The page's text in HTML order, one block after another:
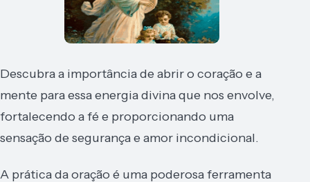
Descubra a importância de abrir o coração e a
mente para essa energia divina que nos envolve,
fortalecendo a fé e proporcionando uma
sensação de segurança e amor incondicional.
A prática da oração é uma poderosa ferramenta